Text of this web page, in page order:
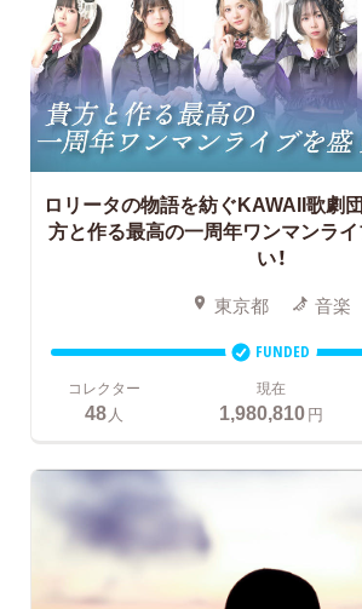
ロリータの物語を紡ぐKAWAII歌劇
方と作る最高の一周年ワンマンラ
い！
東京都 音楽
FUNDED
コレクター
48 人
現在
1,980,810円